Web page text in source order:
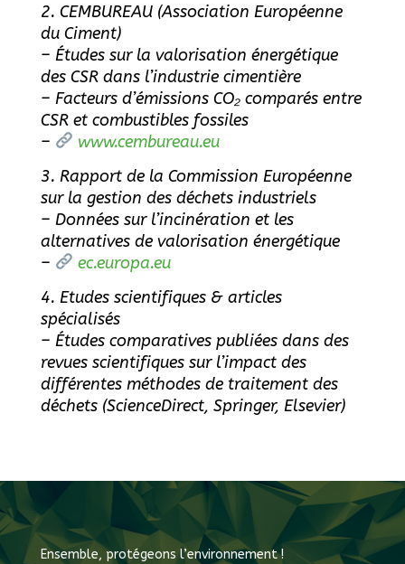
2. CEMBUREAU (Association Européenne
du Ciment)
– Études sur la valorisation énergétique
des CSR dans l’industrie cimentière
– Facteurs d’émissions CO₂ comparés entre
CSR et combustibles fossiles
–
www.cembureau.eu
3. Rapport de la Commission Européenne
sur la gestion des déchets industriels
– Données sur l’incinération et les
alternatives de valorisation énergétique
–
ec.europa.eu
4. Etudes scientifiques & articles
spécialisés
– Études comparatives publiées dans des
revues scientifiques sur l’impact des
différentes méthodes de traitement des
déchets (ScienceDirect, Springer, Elsevier)
Ensemble, protégeons l’environnement !